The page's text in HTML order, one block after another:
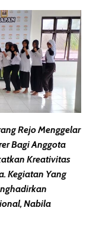
Rejo Menggelar
Bagi Anggota
Kreativitas
Kegiatan Yang
Nabila